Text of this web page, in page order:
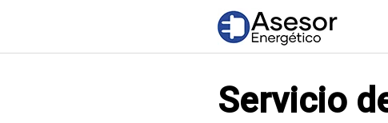
Servicio